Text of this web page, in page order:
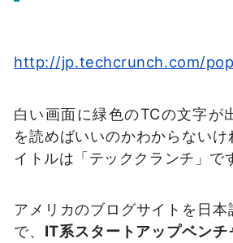
http://jp.techcrunch.com/
白い画面に緑色のTCの文字が
を読めばいいのかわからないけ
イトルは「テッククランチ」で
アメリカのブログサイトを日
で、 IT系スタートアップベンチ